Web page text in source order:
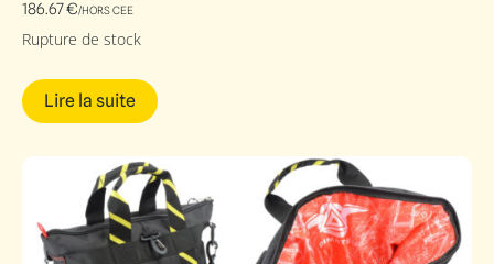
186.67€/HORS CEE
Rupture de stock
Lire la suite